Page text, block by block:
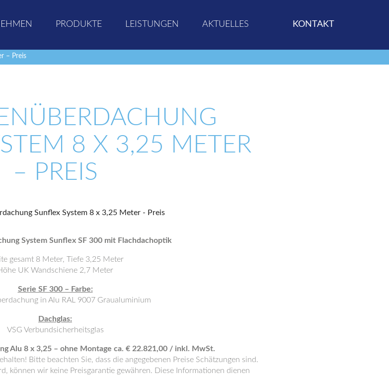
PRODUKTE LEISTUNGEN AKTUELLES KONTAKT
– Preis
8 X 3,25 METER
– PREIS
System Sunflex SF 300 mit Flachdachoptik
gesamt 8 Meter, Tiefe 3,25 Meter
UK Wandschiene 2,7 Meter
Serie SF 300 – Farbe:
in Alu RAL 9007 Graualuminium
Dachglas:
VSG Verbundsicherheitsglas
Alu 8 x 3,25 – ohne Montage ca. € 22.821,00 / inkl. MwSt.
Bitte beachten Sie, dass die angegebenen Preise Schätzungen sind.
können wir keine Preisgarantie gewähren. Diese Informationen dienen